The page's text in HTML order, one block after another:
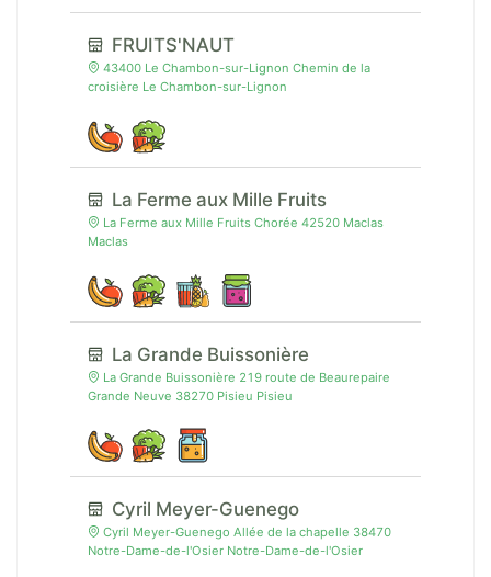
FRUITS'NAUT
43400 Le Chambon-sur-Lignon Chemin de la
croisière Le Chambon-sur-Lignon
La Ferme aux Mille Fruits
La Ferme aux Mille Fruits Chorée 42520 Maclas
Maclas
La Grande Buissonière
La Grande Buissonière 219 route de Beaurepaire
Grande Neuve 38270 Pisieu Pisieu
Cyril Meyer-Guenego
Cyril Meyer-Guenego Allée de la chapelle 38470
Notre-Dame-de-l'Osier Notre-Dame-de-l'Osier